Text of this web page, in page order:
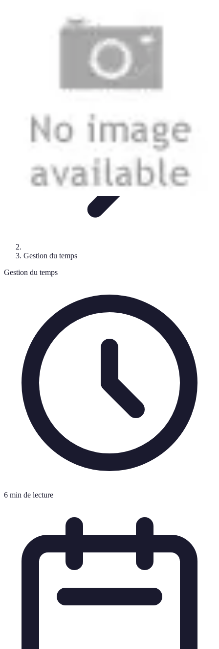
OrganisationVie Quotidienne
Gestion du temps
Gestion du temps
6 min de lecture